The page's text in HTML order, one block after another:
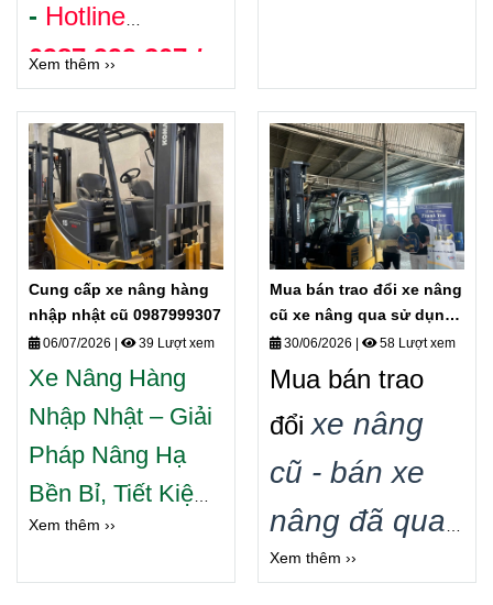
- Hotline
0987.999.307 /
Bán xe nâng
nhật cũ các loại
Gía rẻ
Xem thêm ››
cấp xe nâng
điện .
Cung cấp xe nâng hàng
nhập nhật cũ 0987999307
06/07/2026 39 Lượt xem
Xe Nâng Hàng
Nhập Nhật – Giải
Pháp Nâng Hạ
Bền Bỉ, Tiết Kiệm
Cho Doanh
Xem thêm ››
Mua bán trao đổi xe nâng
cũ xe nâng qua sử dụng
các loại
30/06/2026 58 Lượt xem
Mua bán trao
đổi xe nâng
cũ - bán xe
nâng đã qua
sử dụng
Xem thêm ››